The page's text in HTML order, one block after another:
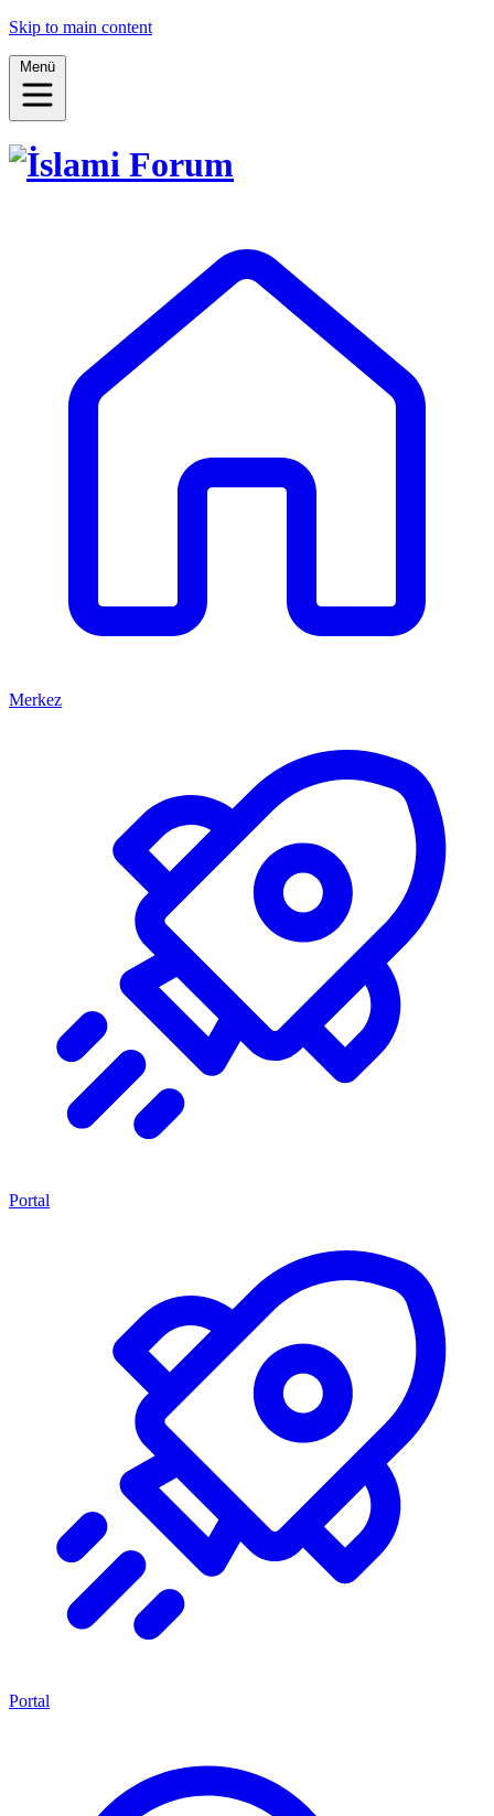
Skip to main content
Menü
Merkez
Portal
Portal